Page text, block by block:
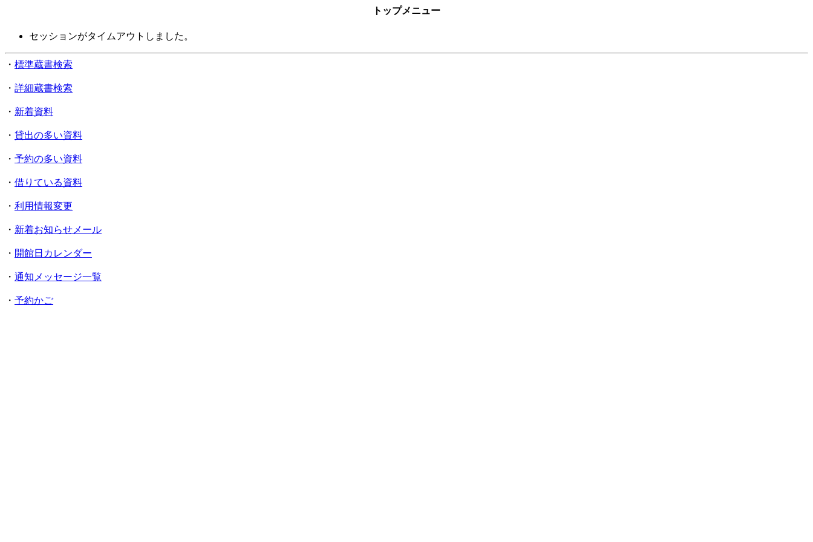
トップメニュー
セッションがタイムアウトしました。
・ 標準蔵書検索
・ 詳細蔵書検索
・ 新着資料
・ 貸出の多い資料
・ 予約の多い資料
・ 借りている資料
・ 利用情報変更
・ 新着お知らせメール
・ 開館日カレンダー
・ 通知メッセージ一覧
・ 予約かご